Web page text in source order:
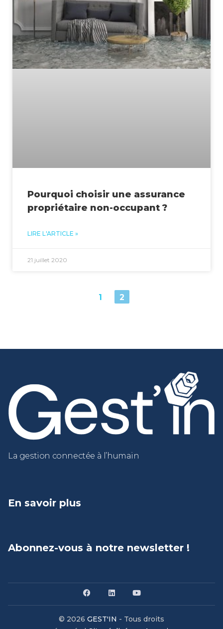
Pourquoi choisir une assurance
propriétaire non-occupant ?
LIRE L'ARTICLE »
21 juillet 2020
1 2
La gestion connectée à l’humain
En savoir plus
Abonnez-vous à notre newsletter !
© 2026 GEST'IN - Tous droits